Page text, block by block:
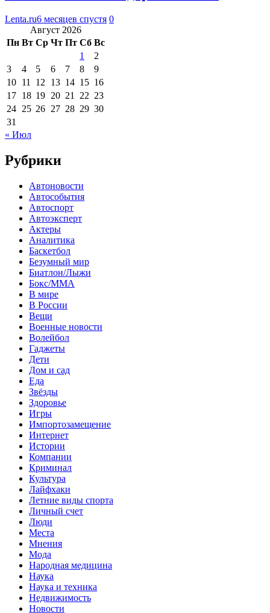
Lenta.ru6 месяцев спустя 0
Август 2026
Пн Вт Ср Чт Пт Сб Вс
1
2
3
4 5 6 7 8
9
10 11 12 13 14 15 16
17 18 19 20 21 22 23
24 25 26 27 28 29 30
31
« Июл
Рубрики
Автоновости
Автособытия
Автоспорт
Автоэксперт
Актеры
Аналитика
Баскетбол
Безумный мир
Биатлон/Лыжи
Бокс/MMA
В мире
В России
Вещи
Военные новости
Волейбол
Гаджеты
Дети
Дом и сад
Еда
Звёзды
Здоровье
Игры
Импортозамещение
Интернет
Истории
Компании
Криминал
Культура
Лайфхаки
Летние виды спорта
Личный счет
Люди
Места
Мнения
Мода
Народная медицина
Наука
Наука и техника
Недвижимость
Новости